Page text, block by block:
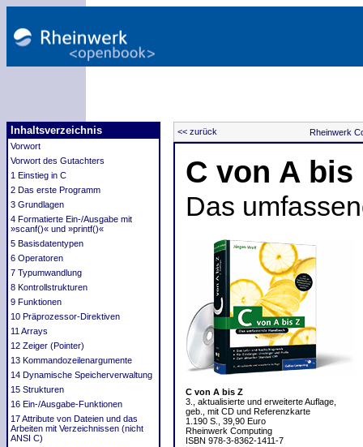
Inhaltsverzeichnis
Vorwort
Vorwort des Gutachters
1 Einstieg in C
2 Das erste Programm
3 Grundlagen
4 Formatierte Ein-/Ausgabe mit
»scanf()« und »printf()«
5 Basisdatentypen
6 Operatoren
7 Typumwandlung
8 Kontrollstrukturen
9 Funktionen
10 Präprozessor-Direktiven
11 Arrays
12 Zeiger (Pointer)
13 Kommandozeilenargumente
14 Dynamische Speicherverwaltung
15 Strukturen
16 Ein-/Ausgabe-Funktionen
17 Attribute von Dateien und das
Arbeiten mit Verzeichnissen (nicht
ANSI C)
<< zurück Rheinwerk
C von A bis
Das
C von A bis Z
3., aktualisierte und erweiterte Auflage,
geb., mit CD und Referenzkarte
1.190 S., 39,90 Euro
Rheinwerk Computing
ISBN 978-3-8362-1411-7